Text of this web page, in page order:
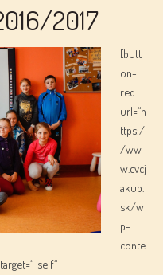
2017
[butt
on-
red
url=“h
ttps:/
/ww
w.cvcj
akub.
sk/w
p-
conte